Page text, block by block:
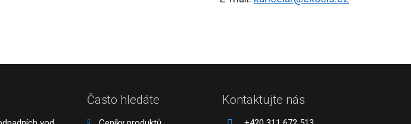
Často hledáte Kontaktujte nás